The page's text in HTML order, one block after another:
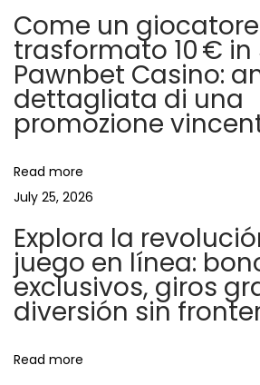
g
a
t
i
o
n
o
n
l
i
n
w
t
a
r
o
o
c
Come un
trasformato 10 € in
Pawnbet Casino:
dettagliata di una
promozione
Read more
July 25, 2026
Explora la
juego en línea:
exclusivos, giros
diversión sin
Read more